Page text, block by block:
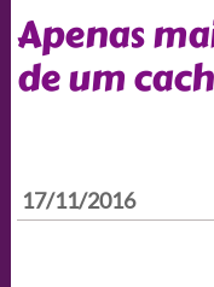
Apenas
de um
17/11/2016